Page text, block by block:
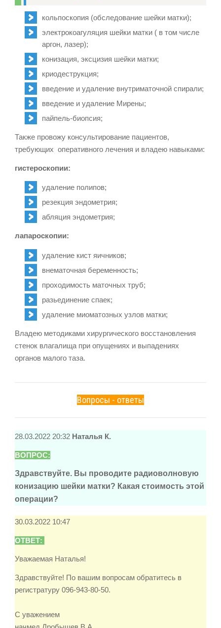
кольпоскопия (обследование шейки матки);
электрокоагуляция шейки матки ( в том числе
аргон, лазер);
конизация, эксцизия шейки матки;
криодеструкция;
введение и удаление внутриматочной спирали;
введение и удаление Мирены;
пайпель-биопсия;
Также провожу консультирование пациентов,
требующих оперативного лечения и владею навыками:
гистероскопии:
удаление полипов;
резекция эндометрия;
абляция эндометрия;
лапароскопии:
удаление кист яичников;
внематочная беременность;
проходимость маточных труб;
разьединение спаек;
удаление миоматозных узлов матки;
Владею методиками хирургического восстановления
стенок влагалища при опущениях и выпадениях
органов малого таза.
Вопросы - ответы
28.03.2022 20:32 Наталья К.
ВОПРОС:
Здравствуйте. Вы проводите радиоволновую
конизацию шейки матки? Какая стоимость этой
операции?
30.03.2022 10:47
ОТВЕТ:
Уважаемая Наталья!
Здравствуйте! По вашим вопросам обратитесь в
регистратуру 096-943-80-50.
С уважением